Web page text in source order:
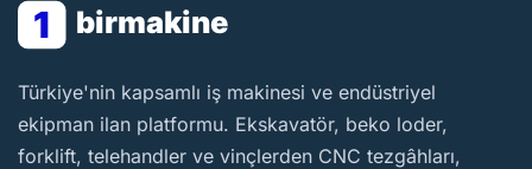
1 birmakine
BirMakine
Türkiye'nin kapsamlı iş makinesi ve endüstriyel
ekipman ilan platformu. Ekskavatör, beko loder,
forklift, telehandler ve vinçlerden CNC tezgâhları,